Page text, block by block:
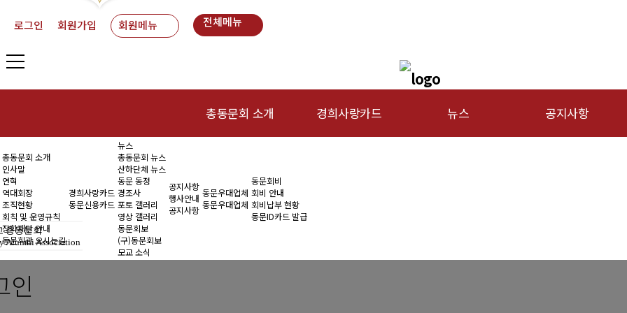
로그인 회원가입 회원메뉴 전체메뉴
총동문회 소개
연혁
역대회장
경희사랑카드 뉴스 공지사항
총동문회 소개
인사말
연혁
역대회장
조직현황
회칙 및 운영규칙
장학재단 안내
동문회관 오시는길
경희사랑카드
동문신용카드
뉴스
총동문회 뉴스
산하단체 뉴스
동문 동정
경조사
포토 갤러리
영상 갤러리
동문회보
(구)동문회보
모교 소식
공지사항
행사안내
공지사항
동문우대업체
동문우대업체
동문회비
회비 안내
회비납부 현황
동문ID카드 발급
총동문회
Alumni Association
인